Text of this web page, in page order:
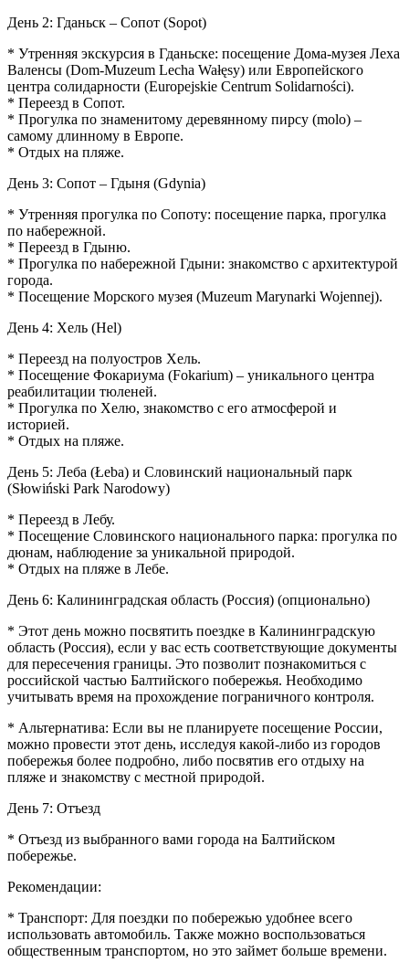
День 2: Гданьск – Сопот (Sopot)
* Утренняя экскурсия в Гданьске: посещение Дома-музея Леха
Валенсы (Dom-Muzeum Lecha Wałęsy) или Европейского
центра солидарности (Europejskie Centrum Solidarności).
* Переезд в Сопот.
* Прогулка по знаменитому деревянному пирсу (molo) –
самому длинному в Европе.
* Отдых на пляже.
День 3: Сопот – Гдыня (Gdynia)
* Утренняя прогулка по Сопоту: посещение парка, прогулка
по набережной.
* Переезд в Гдыню.
* Прогулка по набережной Гдыни: знакомство с архитектурой
города.
* Посещение Морского музея (Muzeum Marynarki Wojennej).
День 4: Хель (Hel)
* Переезд на полуостров Хель.
* Посещение Фокариума (Fokarium) – уникального центра
реабилитации тюленей.
* Прогулка по Хелю, знакомство с его атмосферой и
историей.
* Отдых на пляже.
День 5: Леба (Łeba) и Словинский национальный парк
(Słowiński Park Narodowy)
* Переезд в Лебу.
* Посещение Словинского национального парка: прогулка по
дюнам, наблюдение за уникальной природой.
* Отдых на пляже в Лебе.
День 6: Калининградская область (Россия) (опционально)
* Этот день можно посвятить поездке в Калининградскую
область (Россия), если у вас есть соответствующие документы
для пересечения границы. Это позволит познакомиться с
российской частью Балтийского побережья. Необходимо
учитывать время на прохождение пограничного контроля.
* Альтернатива: Если вы не планируете посещение России,
можно провести этот день, исследуя какой-либо из городов
побережья более подробно, либо посвятив его отдыху на
пляже и знакомству с местной природой.
День 7: Отъезд
* Отъезд из выбранного вами города на Балтийском
побережье.
Рекомендации:
* Транспорт: Для поездки по побережью удобнее всего
использовать автомобиль. Также можно воспользоваться
общественным транспортом, но это займет больше времени.